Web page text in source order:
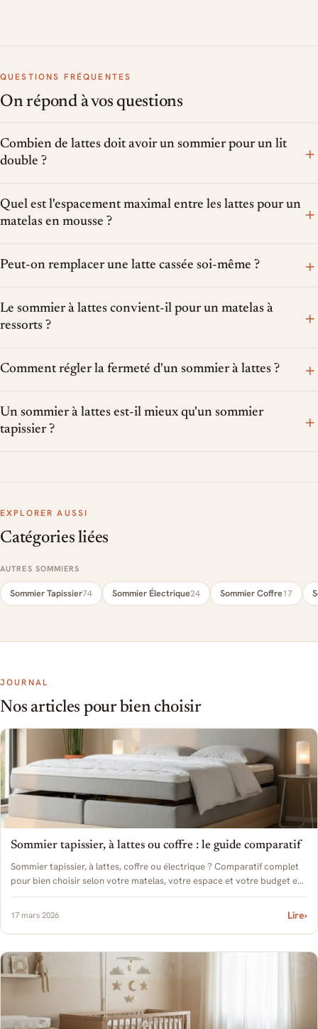
QUESTIONS FRÉQUENTES
On répond à vos questions
Combien de lattes doit avoir un sommier pour un lit
double ?
+
Quel est l'espacement maximal entre les lattes pour un
matelas en mousse ?
+
Peut-on remplacer une latte cassée soi-même ? +
Le sommier à lattes convient-il pour un matelas à
ressorts ?
+
Comment régler la fermeté d'un sommier à lattes ? +
Un sommier à lattes est-il mieux qu'un sommier
tapissier ?
+
EXPLORER AUSSI
Catégories liées
AUTRES SOMMIERS
Sommier Tapissier74 Sommier Électrique24 Sommier Coffre17
JOURNAL
Nos articles pour bien choisir
Sommier tapissier, à lattes ou coffre : le guide comparatif
Sommier tapissier, à lattes, coffre ou électrique ? Comparatif complet
pour bien choisir selon votre matelas, votre espace et votre budget en
2026.
17 mars 2026 Lire›